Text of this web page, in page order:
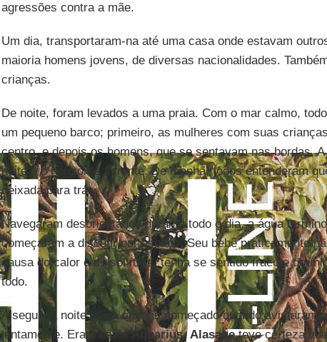
agressões contra a mãe.
Um dia, transportaram-na até uma casa onde estavam
maioria homens jovens, de diversas nacionalidades.
crianças.
De noite, foram levados a uma praia. Com o mar calmo,
um pequeno barco; primeiro, as mulheres com suas
centro, e depois os homens, que se sentavam nas bordas.
noite e o horizonte à frente. De manhã, todos entenderam
deixada para trás.
Navegaram desorientados durante todo o dia, a água
começaram a discutir por espaço. Seu bebê praticamente
causa do calor e do sol forte, tenha se sentido fraco e
todo.
A segunda noite havia apenas começado quando avistaram
lentamente. Era o navioAquarius.Alasaneteve certeza